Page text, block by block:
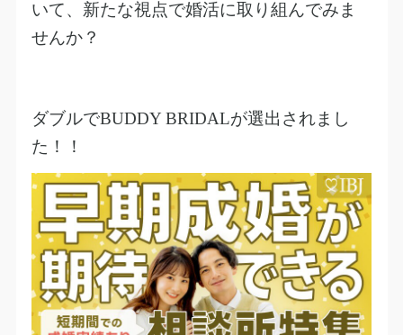
いて、新たな視点で婚活に取り組んでみま
せんか？
ダブルでBUDDY BRIDALが選出されまし
た！！